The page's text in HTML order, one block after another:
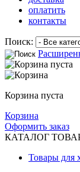
оплатить
контакты
Поиск:
Корзина пуста
Корзина
Оформить заказ
КАТАЛОГ
Товары для